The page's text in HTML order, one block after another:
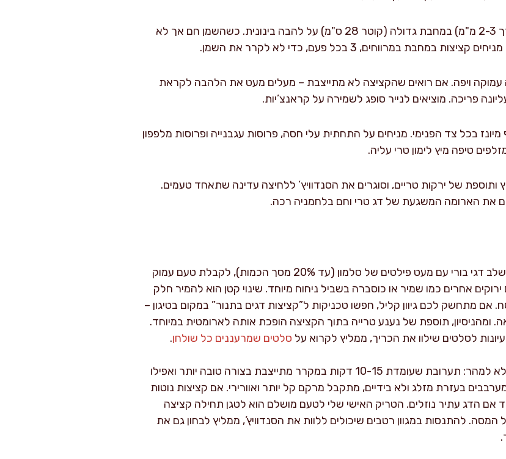
מחממים שמן בגובה שכבה דקה (בערך 2-3 מ"מ) במחבת גדולה (קוטר 28 ס"מ) על להבה בינונית. כשהשמן חם אך לא
עד השחמה עמוקה ויפה. אם רואים שהקציצה לא מתייצבת – מעלים מעט את הלהבה לקראת
פריכה. מוציאים לנייר סופג לשמירה על קראנצ’יות.
בכל צד הפנימי. מניחים על התחתית עלי חסה, פרוסות עגבנייה ופרוסות מלפפון
טיפה מיץ לימון טרי עליה.
ותוספת של ירקות טריים, וסוגרים את הסנדוויץ’ ללחיצה עדינה שתאחד טעמים.
את הארומה המשגעת של דג טרי וחם בלחמניה רכה.
מתכון זה גמיש מאוד – פעמים רבות אני משלב דגי בורי עם מעט פילטים של סלמון (עד 20% מסך הכמות), לקבלת טעם עמוק
אחרים כמו שמיר או כוסברה בשביל ניחוח מיוחד. שינוי קטן הוא להמיר חלק
מתחשק לכם גיוון קליל, חפשו טכניקות ל”קציצות דגים בתנור” במקום בטיגון –
ומהניסיון, תוספת של נענע טרייה בתוך הקציצה הופכת אותה לארומטית במיוחד.
לסלטים שילוו את הכריך, ממליץ לקרוא על סלטים שמרעננים כל שולחן.
טיפול נכון בתערובת הקציצות הוא לדעת לא למהר: תערובת שעומדת 10-15 דקות במקרר מתייצבת בצורה טובה יותר ואפילו
בעזרת מזלג ולא בידיים, מתקבל מרקם קל יותר ואוורירי. אם קציצות נוטות
אם הדג עתיר נוזלים. הטריק האישי שלי לטעם מושלם הוא לטגן תחילה קציצה
להתנסות במגוון רטבים שיכולים ללוות את הסנדוויץ’, ממליץ לבחון גם את